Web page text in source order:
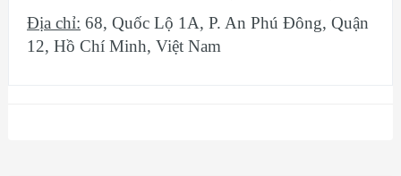
Địa chỉ: 68, Quốc Lộ 1A, P. An Phú Đông, Quận
12, Hồ Chí Minh, Việt Nam